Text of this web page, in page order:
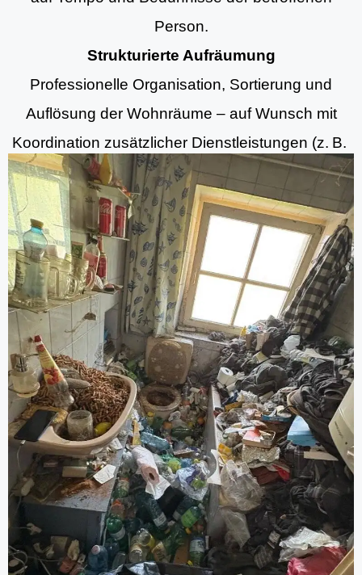
Person.
Strukturierte Aufräumung
Professionelle Organisation, Sortierung und
Auflösung der Wohnräume – auf Wunsch mit
Koordination zusätzlicher Dienstleistungen (z. B.
Aufräumung, Entrümpelungsdiensten und
Grundreinigung).